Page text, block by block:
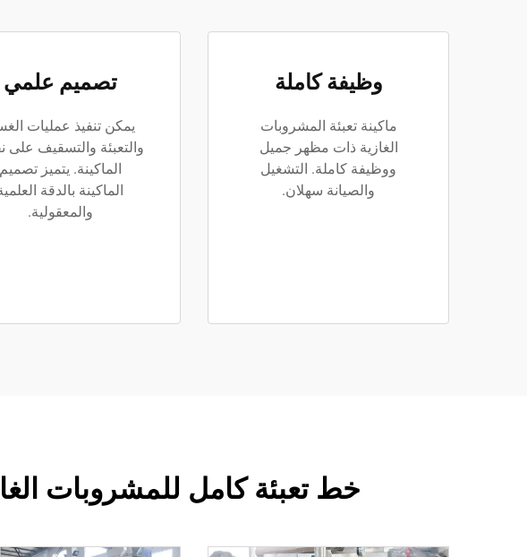
وظيفة كاملة
ماكينة تعبئة المشروبات
الغازية ذات مظهر جميل
ووظيفة كاملة. التشغيل
والصيانة سهلان.
تصميم علمي
يمكن تنفيذ عمليات
والتعبئة والتسقيف
الماكينة. يتميز تصميم
الماكينة بالدقة
والمعقولية.
خط تعبئة كامل للمشروبات